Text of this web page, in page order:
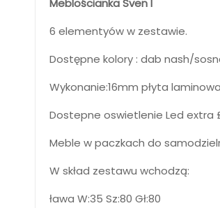
Meblościanka Sven I
6 elementyów w zestawie.
Dostępne kolory : dab nash/
Wykonanie:16mm płyta
Dostepne oswietlenie Led extra
Meble w paczkach do
W skład zestawu wchodzą:
ława W:35 Sz:80 Gł:80